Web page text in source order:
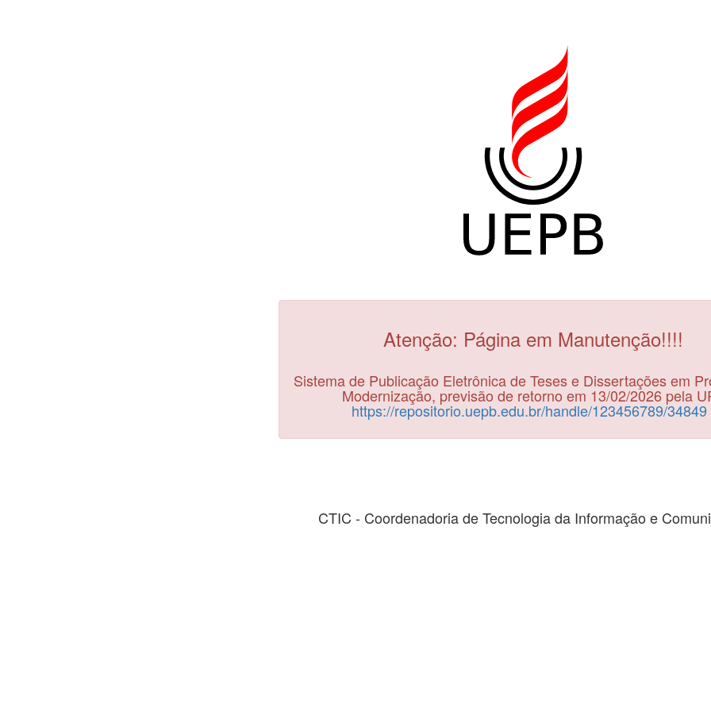
Atenção: Página em Manutenção!!!!
Sistema de Publicação Eletrônica de Teses e Dissertações em
Modernização, previsão de retorno em 13/02/2026 pela
https://repositorio.uepb.edu.br/handle/123456789/34849
CTIC - Coordenadoria de Tecnologia da Informação e